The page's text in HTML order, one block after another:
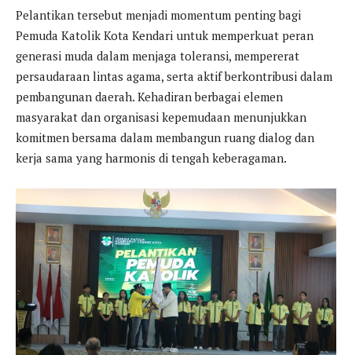
Pelantikan tersebut menjadi momentum penting bagi
Pemuda Katolik Kota Kendari untuk memperkuat peran
generasi muda dalam menjaga toleransi, mempererat
persaudaraan lintas agama, serta aktif berkontribusi dalam
pembangunan daerah. Kehadiran berbagai elemen
masyarakat dan organisasi kepemudaan menunjukkan
komitmen bersama dalam membangun ruang dialog dan
kerja sama yang harmonis di tengah keberagaman.